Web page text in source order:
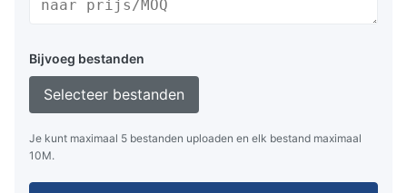
Bijvoeg bestanden
Selecteer bestanden
Je kunt maximaal 5 bestanden uploaden en elk bestand maximaal
10M.